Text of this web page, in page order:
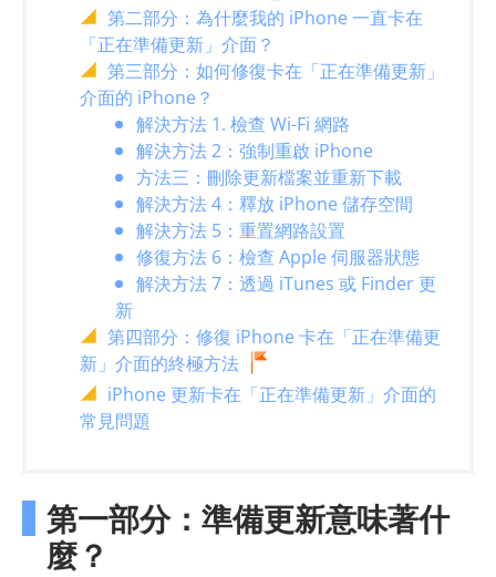
第二部分：為什麼我的 iPhone 一直卡在
「正在準備更新」介面？
第三部分：如何修復卡在「正在準備更新」
介面的 iPhone？
解決方法 1. 檢查 Wi-Fi 網路
解決方法 2：強制重啟 iPhone
方法三：刪除更新檔案並重新下載
解決方法 4：釋放 iPhone 儲存空間
解決方法 5：重置網路設置
修復方法 6：檢查 Apple 伺服器狀態
解決方法 7：透過 iTunes 或 Finder 更
新
第四部分：修復 iPhone 卡在「正在準備更
新」介面的終極方法
iPhone 更新卡在「正在準備更新」介面的
常見問題
第一部分：準備更新意味著什
麼？